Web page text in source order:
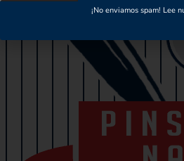
¡No enviamos spam! Lee